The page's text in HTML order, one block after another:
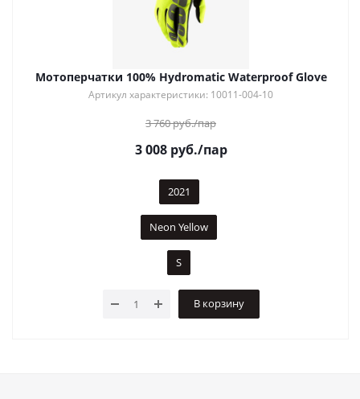
Мотоперчатки 100% Hydromatic Waterproof Glove
Артикул характеристики: 10011-004-10
3 760руб./пар
3 008руб./пар
2021
Neon Yellow
S
В корзину